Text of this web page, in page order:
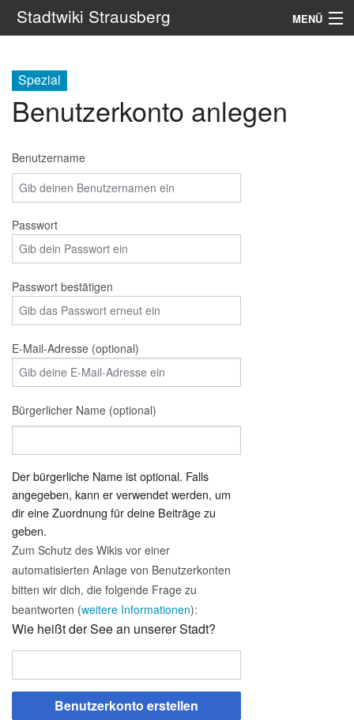
Stadtwiki Strausberg MENÜ
Portale
Spezial
Benutzerkonto anlegen
Benutzername
Passwort
Passwort bestätigen
E-Mail-Adresse (optional)
Bürgerlicher Name (optional)
Der bürgerliche Name ist optional. Falls
angegeben, kann er verwendet werden, um
dir eine Zuordnung für deine Beiträge zu
geben.
Zum Schutz des Wikis vor einer
automatisierten Anlage von Benutzerkonten
bitten wir dich, die folgende Frage zu
beantworten (weitere Informationen):
Wie heißt der See an unserer Stadt?
Benutzerkonto erstellen